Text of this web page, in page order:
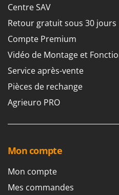
Centre SAV
Retour gratuit sous 30 jours
Compte Premium
Vidéo de Montage et
Service après-vente
Pièces de rechange
Agrieuro PRO
Mon compte
Mon compte
Mes commandes